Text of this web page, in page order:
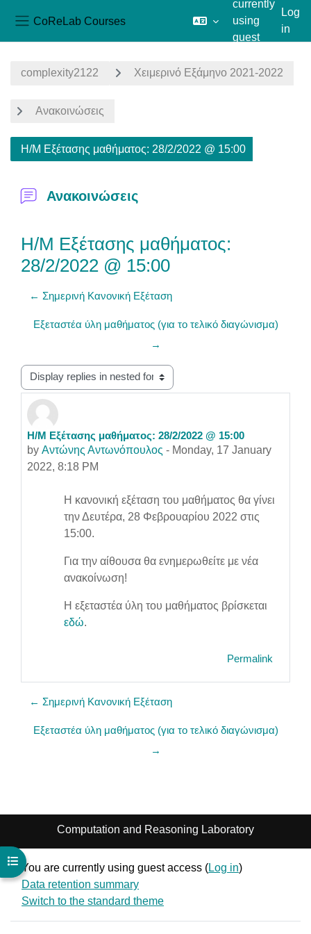
CoReLab Courses
currently
using
guest
Log
in
Open course index
complexity2122 Χειμερινό Εξάμηνο 2021-2022
Ανακοινώσεις
Η/Μ Εξέτασης μαθήματος: 28/2/2022 @ 15:00
Ανακοινώσεις
Η/Μ Εξέτασης μαθήματος:
28/2/2022 @ 15:00
← Σημερινή Κανονική Εξέταση
Εξεταστέα ύλη μαθήματος (για το τελικό διαγώνισμα)
→
Display mode
Η/Μ Εξέτασης μαθήματος: 28/2/2022 @ 15:00
by Αντώνης Αντωνόπουλος - Monday, 17 January
2022, 8:18 PM
Number of replies: 0
Η κανονική εξέταση του μαθήματος θα γίνει
την Δευτέρα, 28 Φεβρουαρίου 2022 στις
15:00.
Για την αίθουσα θα ενημερωθείτε με νέα
ανακοίνωση!
Η εξεταστέα ύλη του μαθήματος βρίσκεται
εδώ.
Permalink
← Σημερινή Κανονική Εξέταση
Εξεταστέα ύλη μαθήματος (για το τελικό διαγώνισμα)
→
Computation and Reasoning Laboratory
You are currently using guest access (Log in)
Data retention summary
Switch to the standard theme